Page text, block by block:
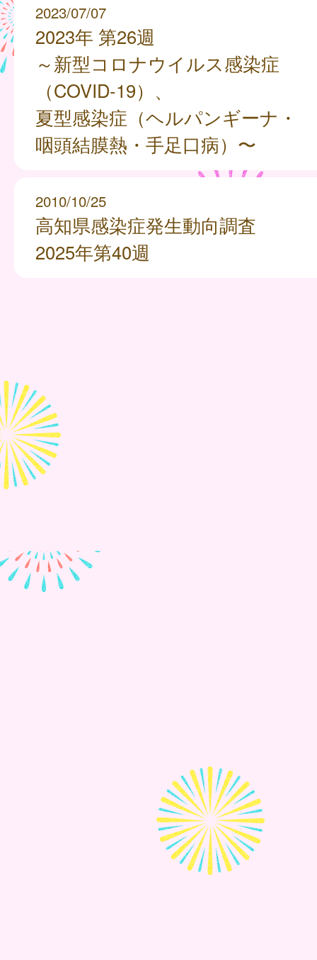
2023/07/07
2023年 第26週
～新型コロナウイルス感染症
（COVID-19）、
夏型感染症（ヘルパンギーナ・
咽頭結膜熱・手足口病）〜
2010/10/25
高知県感染症発生動向調査
2025年第40週